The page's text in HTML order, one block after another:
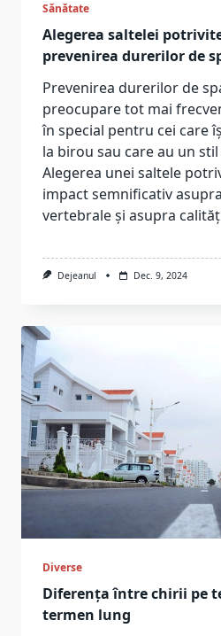
Sănătate
Alegerea saltelei
prevenirea durerilor de
Prevenirea durerilor de
preocupare tot mai
în special pentru cei care
la birou sau care au un
Alegerea unei saltele
impact semnificativ
vertebrale și asupra
Dejeanul Dec. 9, 2024
Diverse
Diferența între chirii pe
termen lung